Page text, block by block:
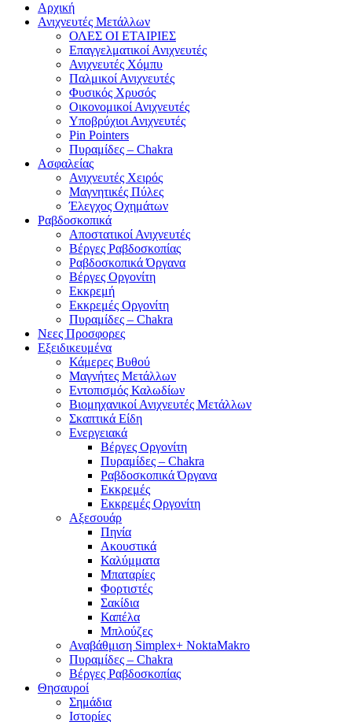
Αρχική
Ανιχνευτές Μετάλλων
ΟΛΕΣ ΟΙ ΕΤΑΙΡΙΕΣ
Επαγγελματικοί Ανιχνευτές
Ανιχνευτές Χόμπυ
Παλμικοί Ανιχνευτές
Φυσικός Χρυσός
Οικονομικοί Ανιχνευτές
Υποβρύχιοι Ανιχνευτές
Pin Pointers
Πυραμίδες – Chakra
Ασφαλείας
Ανιχνευτές Χειρός
Μαγνητικές Πύλες
Έλεγχος Οχημάτων
Ραβδοσκοπικά
Αποστατικοί Ανιχνευτές
Βέργες Ραβδοσκοπίας
Ραβδοσκοπικά Όργανα
Βέργες Οργονίτη
Εκκρεμή
Εκκρεμές Οργονίτη
Πυραμίδες – Chakra
Νεες Προσφορες
Εξειδικευμένα
Κάμερες Βυθού
Μαγνήτες Μετάλλων
Εντοπισμός Καλωδίων
Βιομηχανικοί Ανιχνευτές Μετάλλων
Σκαπτικά Είδη
Ενεργειακά
Βέργες Οργονίτη
Πυραμίδες – Chakra
Ραβδοσκοπικά Όργανα
Εκκρεμές
Εκκρεμές Οργονίτη
Αξεσουάρ
Πηνία
Ακουστικά
Καλύμματα
Μπαταρίες
Φορτιστές
Σακίδια
Καπέλα
Μπλούζες
Αναβάθμιση Simplex+ NoktaMakro
Πυραμίδες – Chakra
Βέργες Ραβδοσκοπίας
Θησαυροί
Σημάδια
Ιστορίες